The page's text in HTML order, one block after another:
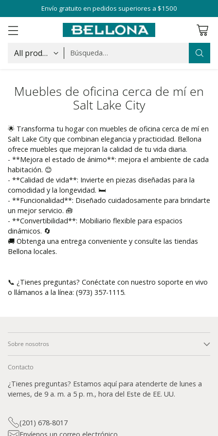
Envío gratuito en pedidos superiores a $1500
Búsqueda…
Muebles de oficina cerca de mí en
Salt Lake City
🌟 Transforma tu hogar con muebles de oficina cerca de mí en
Salt Lake City que combinan elegancia y practicidad. Bellona
ofrece muebles que mejoran la calidad de tu vida diaria.
- **Mejora el estado de ánimo**: mejora el ambiente de cada
habitación. 😊
- **Calidad de vida**: Invierte en piezas diseñadas para la
comodidad y la longevidad. 🛏️
- **Funcionalidad**: Diseñado cuidadosamente para brindarte
un mejor servicio. 🧰
- **Convertibilidad**: Mobiliario flexible para espacios
dinámicos. 🔄
🚚 Obtenga una entrega conveniente y consulte las tiendas
Bellona locales.
📞 ¿Tienes preguntas? Conéctate con nuestro soporte en vivo
o llámanos a la línea: (973) 357-1115.
Sobre nosotros
Contacto
¿Tienes preguntas? Estamos aquí para atenderte de lunes a
viernes, de 9 a. m. a 5 p. m., hora del Este de EE. UU.
(201) 678-8017